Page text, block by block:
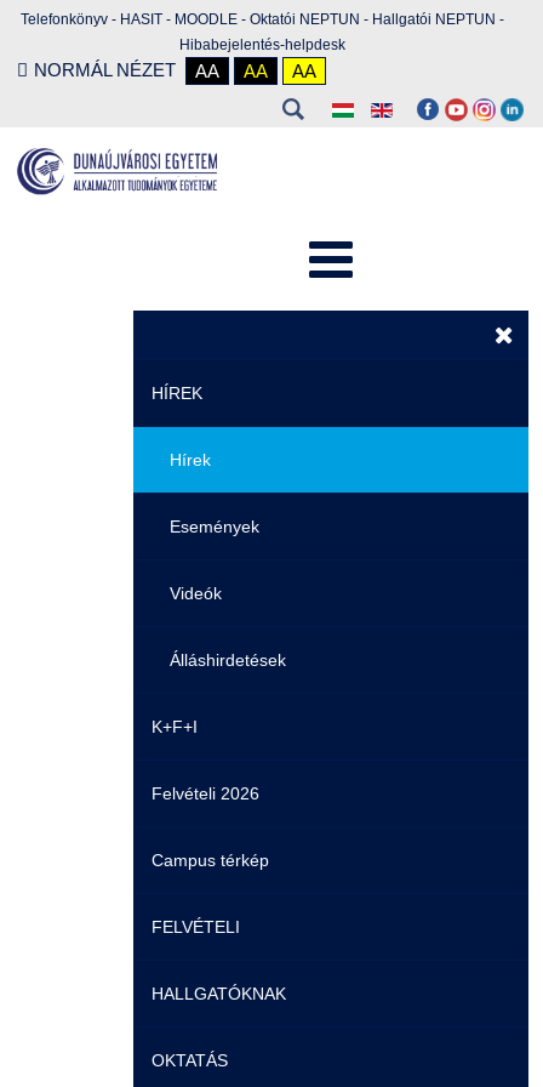
Telefonkönyv - HASIT - MOODLE - Oktatói NEPTUN - Hallgatói NEPTUN -
Hibabejelentés-helpdesk
NORMÁL NÉZET AA AA AA
HÍREK
Hírek
Események
Videók
Álláshirdetések
K+F+I
Felvételi 2026
Campus térkép
FELVÉTELI
Pontozási rendszer szabályai
Felvetteknek
HALLGATÓKNAK
Képzéseink
OKTATÁS